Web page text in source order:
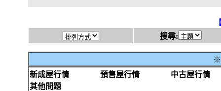
搜尋:
※
新成屋行情
預售屋行情
中古屋行情
其他問題